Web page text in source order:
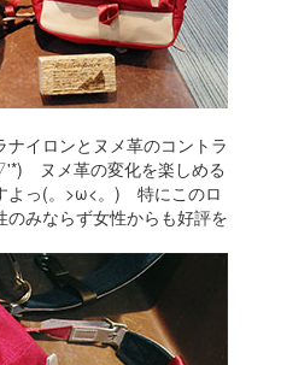
イロンとヌメ革のコントラ
ヌメ革の変化を楽しめる
よっ(。>ω<。) 特にこのロ
みならず女性からも好評を